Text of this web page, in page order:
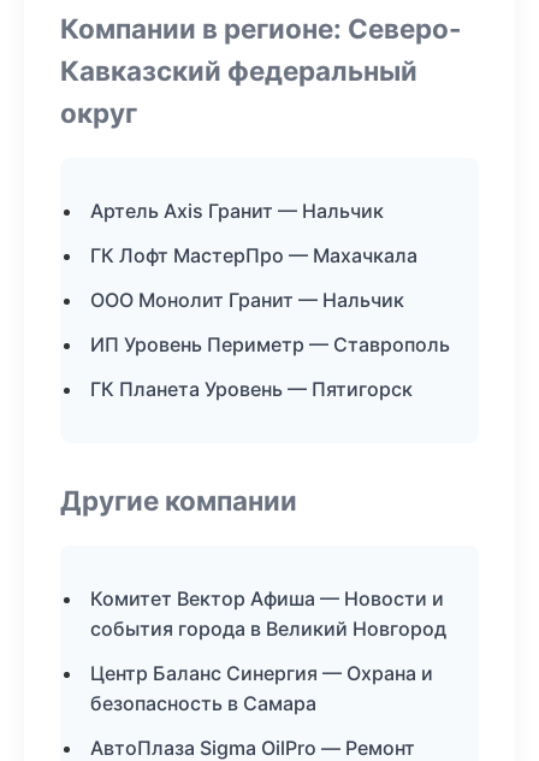
Компании в регионе: Северо-
Кавказский федеральный
округ
Артель Axis Гранит — Нальчик
ГК Лофт МастерПро — Махачкала
ООО Монолит Гранит — Нальчик
ИП Уровень Периметр — Ставрополь
ГК Планета Уровень — Пятигорск
Другие компании
Комитет Вектор Афиша — Новости и
события города в Великий Новгород
Центр Баланс Синергия — Охрана и
безопасность в Самара
АвтоПлаза Sigma OilPro — Ремонт